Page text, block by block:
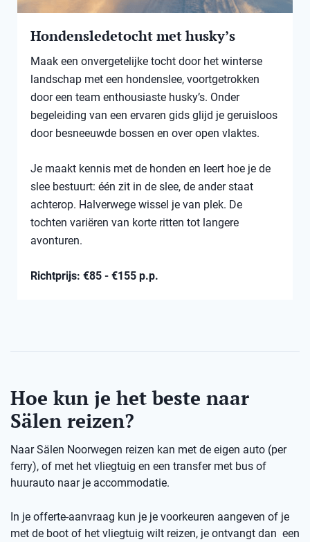
Hondensledetocht met husky’s
Maak een onvergetelijke tocht door het winterse
landschap met een hondenslee, voortgetrokken
door een team enthousiaste husky’s. Onder
begeleiding van een ervaren gids glijd je geruisloos
door besneeuwde bossen en over open vlaktes.
Je maakt kennis met de honden en leert hoe je de
slee bestuurt: één zit in de slee, de ander staat
achterop. Halverwege wissel je van plek. De
tochten variëren van korte ritten tot langere
avonturen.
Richtprijs: €85 - €155 p.p.
Hoe kun je het beste naar
Sälen reizen?
Naar Sälen Noorwegen reizen kan met de eigen auto (per
ferry), of met het vliegtuig en een transfer met bus of
huurauto naar je accommodatie.
In je offerte-aanvraag kun je je voorkeuren aangeven of je
met de boot of het vliegtuig wilt reizen, je ontvangt dan een